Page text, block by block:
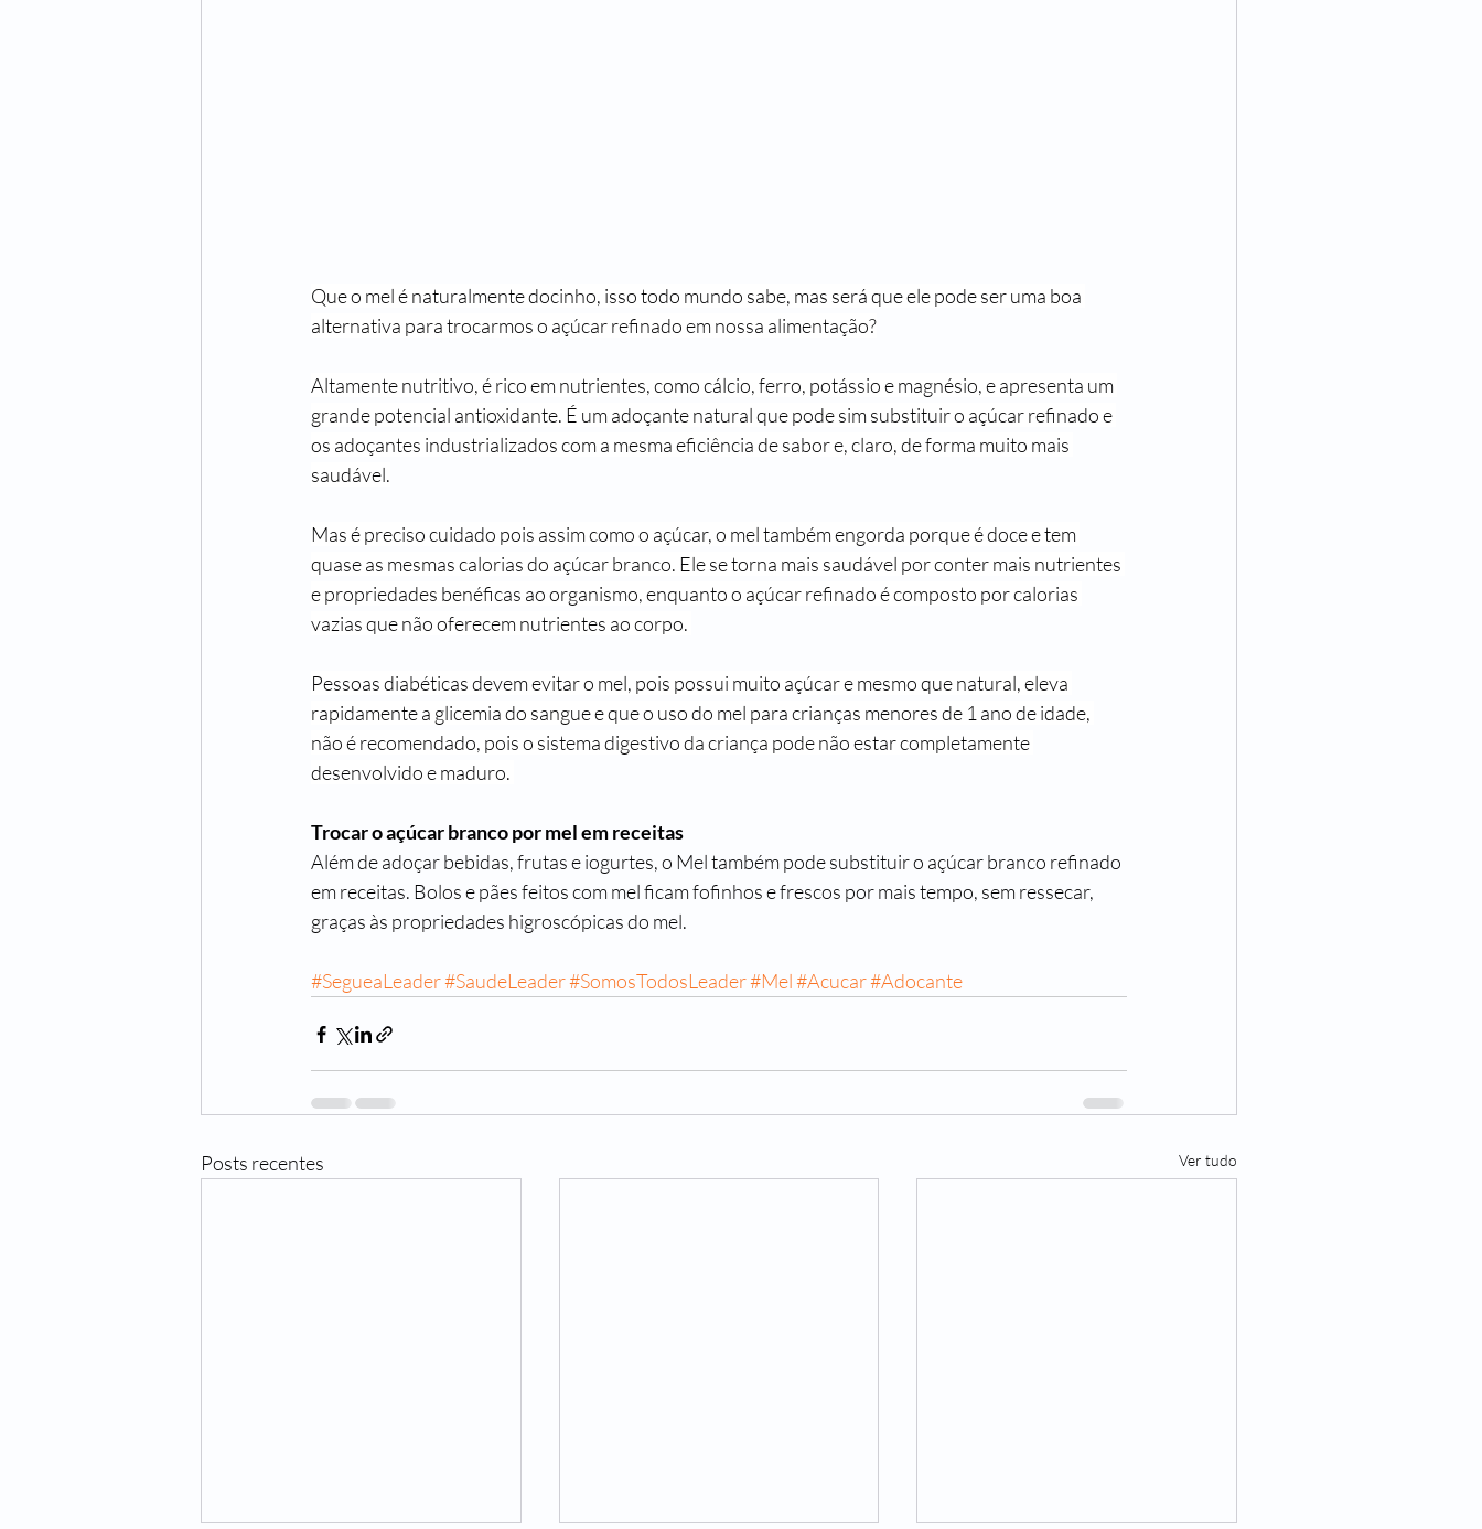
Que o mel é naturalmente docinho, isso todo mundo sabe, mas será que ele pode ser uma boa
alternativa para trocarmos o açúcar refinado em nossa alimentação?
Altamente nutritivo, é rico em nutrientes, como cálcio, ferro, potássio e magnésio, e apresenta um
grande potencial antioxidante. É um adoçante natural que pode sim substituir o açúcar refinado e
os adoçantes industrializados com a mesma eficiência de sabor e, claro, de forma muito mais
saudável.
Mas é preciso cuidado pois assim como o açúcar, o mel também engorda porque é doce e tem
quase as mesmas calorias do açúcar branco. Ele se torna mais saudável por conter mais nutrientes
e propriedades benéficas ao organismo, enquanto o açúcar refinado é composto por calorias
vazias que não oferecem nutrientes ao corpo.
Pessoas diabéticas devem evitar o mel, pois possui muito açúcar e mesmo que natural, eleva
rapidamente a glicemia do sangue e que o uso do mel para crianças menores de 1 ano de idade,
não é recomendado, pois o sistema digestivo da criança pode não estar completamente
desenvolvido e maduro.
Trocar o açúcar branco por mel em receitas
Além de adoçar bebidas, frutas e iogurtes, o Mel também pode substituir o açúcar branco refinado
em receitas. Bolos e pães feitos com mel ficam fofinhos e frescos por mais tempo, sem ressecar,
graças às propriedades higroscópicas do mel.
#SegueaLeader#SaudeLeader#SomosTodosLeader#Mel#Acucar#Adocante
Posts recentes Ver tudo